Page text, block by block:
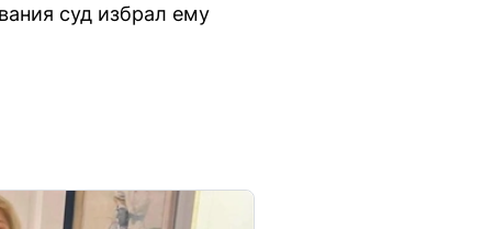
суд избрал ему